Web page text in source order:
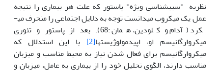
نظریه "سبب­شناسی ویژه" پاستور که علت هر بیماری را نتیجه
عمل یک میکروب می­دانست توجه به دلایل اجتماعی را منحرف می­
کرد (آدام و کلودین، همان :68). بعد از پاستور و تئوری
میکروارگانیسم او، اپیدمولوژیست­ها[2]
با این استدلال که
میکروارگانیسم برای فعال شدن نیاز به محیط مناسب و میزبان
مناسب دارند، الگوی تحلیل خود را از بیماری به عامل، میزبان و